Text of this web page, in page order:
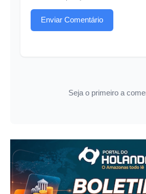
Enviar Comentário
Seja o primeiro a